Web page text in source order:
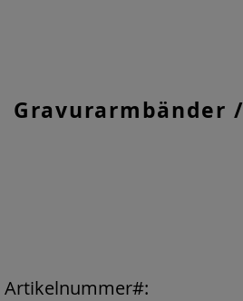
Gravurarmbänder
Artikelnummer
Anfang